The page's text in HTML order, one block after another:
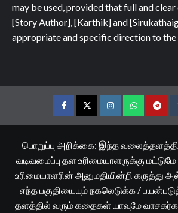
may be used, provided that full and
[Story Author], [Karthik] and
appropriate and specific direction to the
FacebookTwitterInstagramWhatsapp
பொறுப்பு அறிக்கை: இந்த
வடிவமைப்பு தள உரிமையாளருக்கு
உரிமையாளரின் அனுமதியின்றி கருத்து
எந்த பகுதியையும் நகலெடுக்க /
தளத்தில் வரும் கதைகள் யாவுமே